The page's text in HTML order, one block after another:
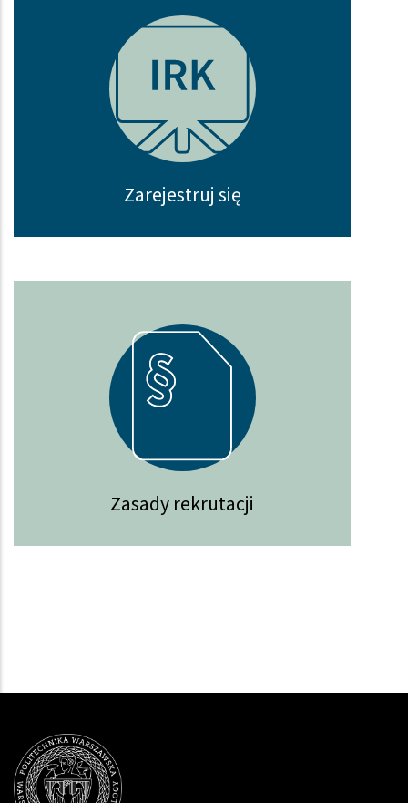
Zarejestruj się
Zasady rekrutacji